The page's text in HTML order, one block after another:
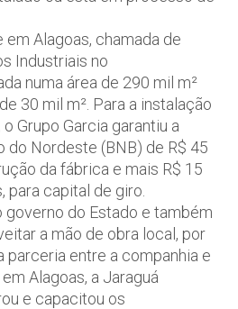
em Alagoas, chamada de
Industriais no
numa área de 290 mil m²
30 mil m². Para a instalação
Grupo Garcia garantiu a
do Nordeste (BNB) de R$ 45
da fábrica e mais R$ 15
para capital de giro.
governo do Estado e também
a mão de obra local, por
parceria entre a companhia e
Alagoas, a Jaraguá
e capacitou os